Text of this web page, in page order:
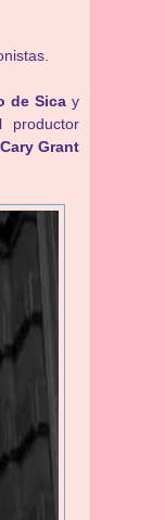
de Sicay
productor
Cary Grant